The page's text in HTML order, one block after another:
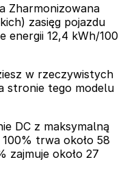
Zharmonizowana
zasięg pojazdu
energii 12,4 kWh/100
w rzeczywistych
stronie tego modelu
DC z maksymalną
trwa około 58
zajmuje około 27